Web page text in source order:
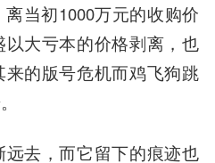
当初1000万元的收购价
大亏本的价格剥离，也
的版号危机而鸡飞狗跳
去，而它留下的痕迹也